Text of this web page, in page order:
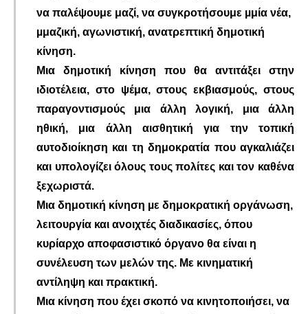
να παλέψουμε μαζί, να συγκροτήσουμε µμία νέα,
µμαζική, αγωνιστική, ανατρεπτική δημοτική
κίνηση.
Μια δημοτική κίνηση που θα αντιτάξει στην
ιδιοτέλεια, στο ψέμα, στους εκβιασμούς, στους
παραγοντισμούς μια άλλη λογική, μια άλλη
ηθική, μια άλλη αισθητική για την τοπική
αυτοδιοίκηση και τη δημοκρατία που αγκαλιάζει
και υπολογίζει όλους τους πολίτες και τον καθένα
ξεχωριστά.
Μια δημοτική κίνηση µε δημοκρατική οργάνωση,
λειτουργία και ανοιχτές διαδικασίες, όπου
κυρίαρχο αποφασιστικό όργανο θα είναι η
συνέλευση των μελών της. Με κινηματική
αντίληψη και πρακτική.
Μια κίνηση που έχει σκοπό να κινητοποιήσει, να